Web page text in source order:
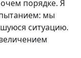
порядке. Я
мы
ситуацию.